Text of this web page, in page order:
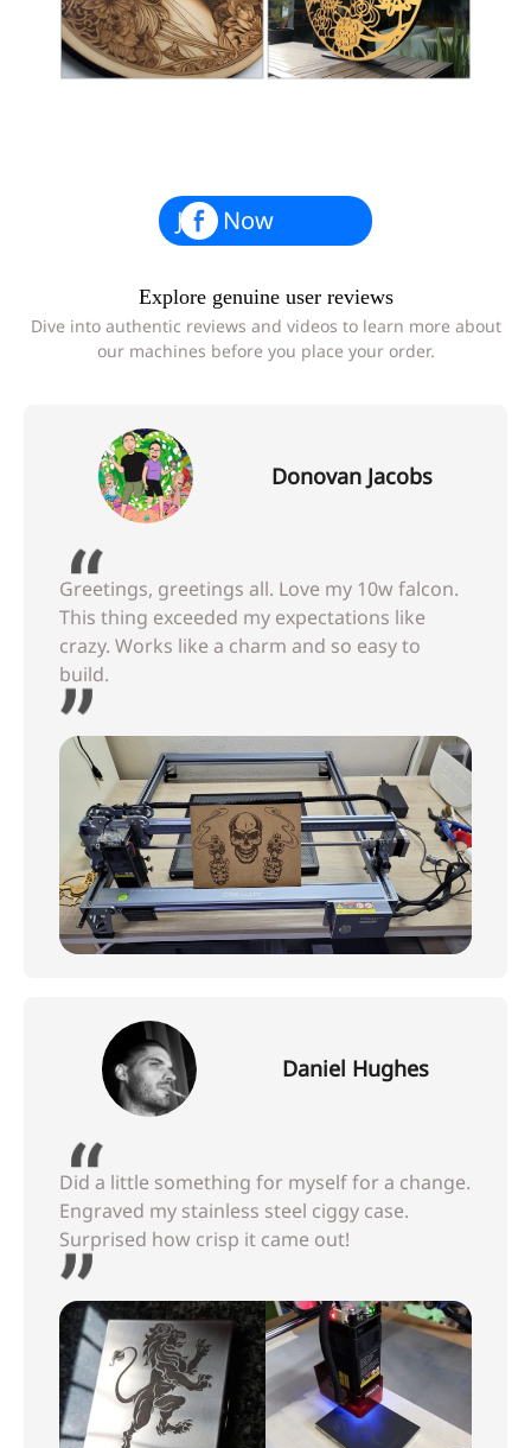
Join Now
Explore genuine user reviews
Dive into authentic reviews and videos to learn more about
our machines before you place your order.
Donovan Jacobs
Greetings, greetings all. Love my 10w falcon.
This thing exceeded my expectations like
crazy. Works like a charm and so easy to
build.
Daniel Hughes
Did a little something for myself for a change.
Engraved my stainless steel ciggy case.
Surprised how crisp it came out!